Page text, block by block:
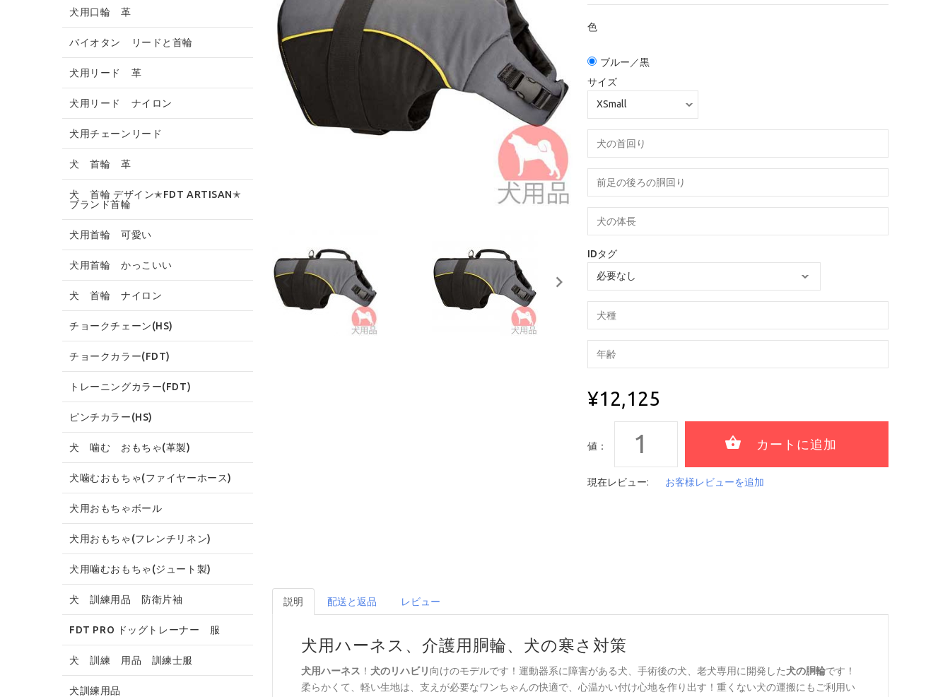
色
ブルー／黒
サイズ
IDタグ
¥12,125
値：
現在レビュー: お客様レビューを追加
説明 配送と返品 レビュー
犬用ハーネス、介護用胴輪、犬の寒さ対策
犬用ハーネス ！ 犬のリハビリ 向けのモデルです！運動器系に障害がある犬、手術後の犬、老犬専用に開発した犬の胴輪です！
柔らかくて、軽い生地は、支えが必要なワンちゃんの快適で、心温かい付け心地を作り出す！重くない犬の運搬にもご利用い
犬用口輪 革
バイオタン リードと首輪
犬用リード 革
犬用リード ナイロン
犬用チェーンリード
犬 首輪 革
犬 首輪 デザイン✭FDT ARTISAN✭
ブランド首輪
犬用首輪 可愛い
犬用首輪 かっこいい
犬 首輪 ナイロン
チョークチェーン(HS)
チョークカラー(FDT)
トレーニングカラー(FDT)
ピンチカラー(HS)
犬 噛む おもちゃ(革製)
犬噛むおもちゃ(ファイヤーホース)
犬用おもちゃボール
犬用おもちゃ(フレンチリネン)
犬用噛むおもちゃ(ジュート製)
犬 訓練用品 防衛片袖
FDT PRO ドッグトレーナー 服
犬 訓練 用品 訓練士服
犬訓練用品